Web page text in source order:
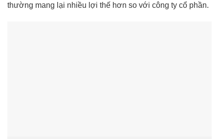
thường mang lại nhiều lợi thế hơn so với công ty cổ phần.